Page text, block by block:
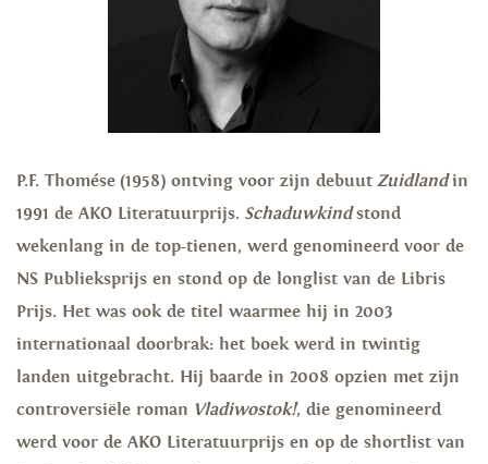
P.F. Thomése (1958) ontving voor zijn debuut Zuidlandin
1991 de AKO Literatuurprijs. Schaduwkindstond
wekenlang in de top-tienen, werd genomineerd voor de
NS Publieksprijs en stond op de longlist van de Libris
Prijs. Het was ook de titel waarmee hij in 2003
internationaal doorbrak: het boek werd in twintig
landen uitgebracht. Hij baarde in 2008 opzien met zijn
controversiële roman Vladiwostok!, die genomineerd
werd voor de AKO Literatuurprijs en op de shortlist van